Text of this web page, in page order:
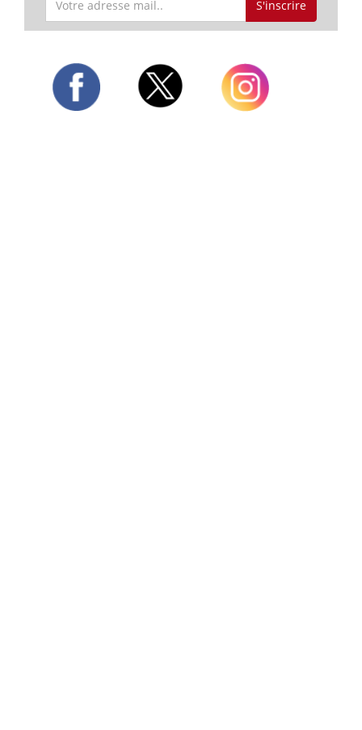
S'inscrire